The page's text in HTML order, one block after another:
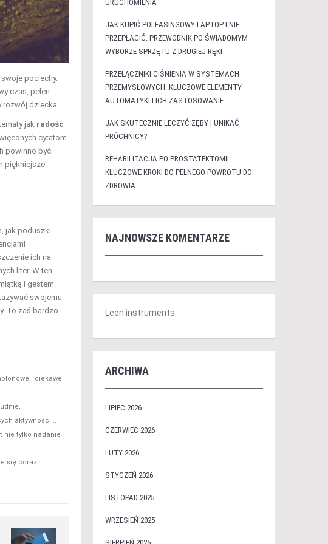
pociechy.
czas, pełen
dziecka.
jak radość
cytatom
powinno być
piękniejsze
jak poduszki
ich na
liter. W ten
i gestem.
swojemu
To zaś bardzo
i ciekawe
aktywności...
nie tylko nadanie
się coraz
URUCHOMIENIA
JAK KUPIĆ POLEASINGOWY LAPTOP I NIE
PRZEPŁACIĆ. PRZEWODNIK PO ŚWIADOMYM
WYBORZE SPRZĘTU Z DRUGIEJ RĘKI
PRZEŁĄCZNIKI CIŚNIENIA W SYSTEMACH
PRZEMYSŁOWYCH: KLUCZOWE ELEMENTY
AUTOMATYKI I ICH ZASTOSOWANIE
JAK SKUTECZNIE LECZYĆ ZĘBY I UNIKAĆ
PRÓCHNICY?
REHABILITACJA PO PROSTATEKTOMII:
KLUCZOWE KROKI DO PEŁNEGO POWROTU DO
ZDROWIA
NAJNOWSZE KOMENTARZE
Leon instruments
ARCHIWA
LIPIEC 2026
CZERWIEC 2026
LUTY 2026
STYCZEŃ 2026
LISTOPAD 2025
WRZESIEŃ 2025